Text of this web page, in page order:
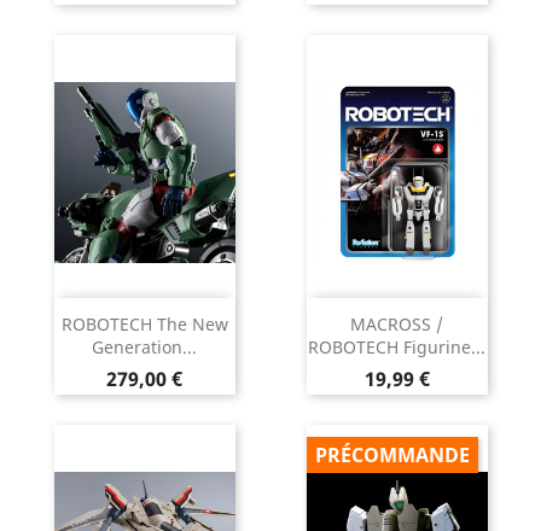
ROBOTECH The New
Generation...
Prix
279,00 €
MACROSS /
ROBOTECH Figurine...
Prix
19,99 €
PRÉCOMMANDE